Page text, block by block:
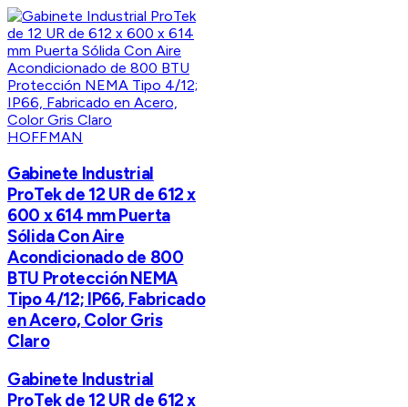
HOFFMAN
Gabinete Industrial
ProTek de 12 UR de 612 x
600 x 614 mm Puerta
Sólida Con Aire
Acondicionado de 800
BTU Protección NEMA
Tipo 4/12; IP66, Fabricado
en Acero, Color Gris
Claro
Gabinete Industrial
ProTek de 12 UR de 612 x